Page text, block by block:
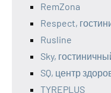
RemZona
Respect,
Rusline
Sky,
SQ, центр
TYREPLUS